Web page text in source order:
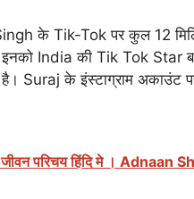
के Tik-Tok पर कुल 12
India की Tik Tok Star
है। Suraj के इंस्टाग्राम
परिचय हिंदि मे ।